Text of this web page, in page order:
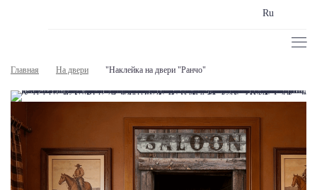
Ru
Главная На двери "Наклейка на двери "Ранчо"